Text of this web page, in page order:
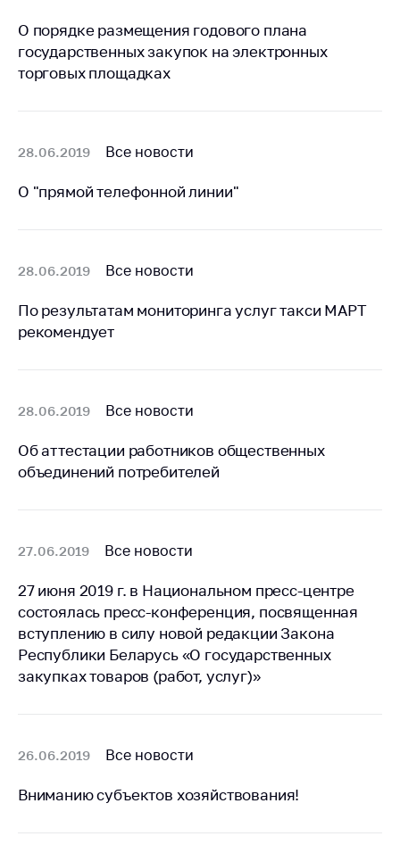
регулирование и
конкуренция
Торговля и услуги
потребителей
сотрудничество
Применение мер
Биржевая торговля
Выставочная
деятельность в
Республике
персональных
Новости
Обратиться в МАРТ
Личный прием
линия
О порядке размещения годового плана
государственных закупок на электронных
торговых площадках
28.06.2019 Все новости
О "прямой телефонной линии"
28.06.2019 Все новости
По результатам мониторинга услуг такси МАРТ
рекомендует
28.06.2019 Все новости
Об аттестации работников общественных
объединений потребителей
27.06.2019 Все новости
27 июня 2019 г. в Национальном пресс-центре
состоялась пресс-конференция, посвященная
вступлению в силу новой редакции Закона
Республики Беларусь «О государственных
закупках товаров (работ, услуг)»
26.06.2019 Все новости
Вниманию субъектов хозяйствования!